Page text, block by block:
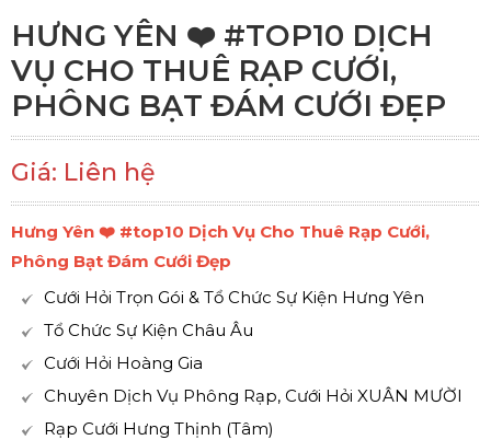
HƯNG YÊN ❤️️ #TOP10 DỊCH
VỤ CHO THUÊ RẠP CƯỚI,
PHÔNG BẠT ĐÁM CƯỚI ĐẸP
Giá: Liên hệ
Hưng Yên ❤️️ #top10 Dịch Vụ Cho Thuê Rạp Cưới,
Phông Bạt Đám Cưới Đẹp
Cưới Hỏi Trọn Gói & Tổ Chức Sự Kiện Hưng Yên
Tổ Chức Sự Kiện Châu Âu
Cưới Hỏi Hoàng Gia
Chuyên Dịch Vụ Phông Rạp, Cưới Hỏi XUÂN MƯỜI
Rạp Cưới Hưng Thịnh (Tâm)